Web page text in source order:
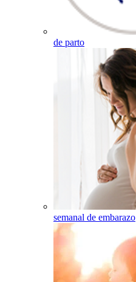
de parto
semanal de embarazo